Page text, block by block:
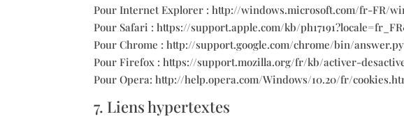
Pour Internet Explorer : http://windows.microsoft.com/fr-FR/
Pour Safari : https://support.apple.com/kb/
Pour Chrome : http://support.google.com/chrome/bin/
Pour Firefox : https://support.mozilla.org/fr/kb/activer-
Pour Opera: http://help.opera.com/Windows/10.20/fr/
7. Liens hypertextes